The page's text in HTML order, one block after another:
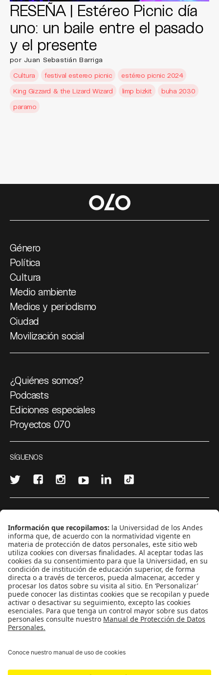
RESEÑA | Estéreo Picnic día
uno: un baile entre el pasado
y el presente
por Juan Sebastián Barriga
Cultura
festival estereo picnic
estéreo picnic 2024
King Gizzard & the Lizard Wizard
limp bizkit
buha 2030
paramo
Género
Política
Cultura
Medio ambiente
Medios y periodismo
Ciudad
Movilización social
¿Quiénes somos?
Podcasts
Ediciones especiales
Proyectos 070
SÍGUENOS
CONTÁCTANOS
cerosetenta@uniandes.edu.co
BOGOTÁ, COLOMBIA
NEWSLETTER